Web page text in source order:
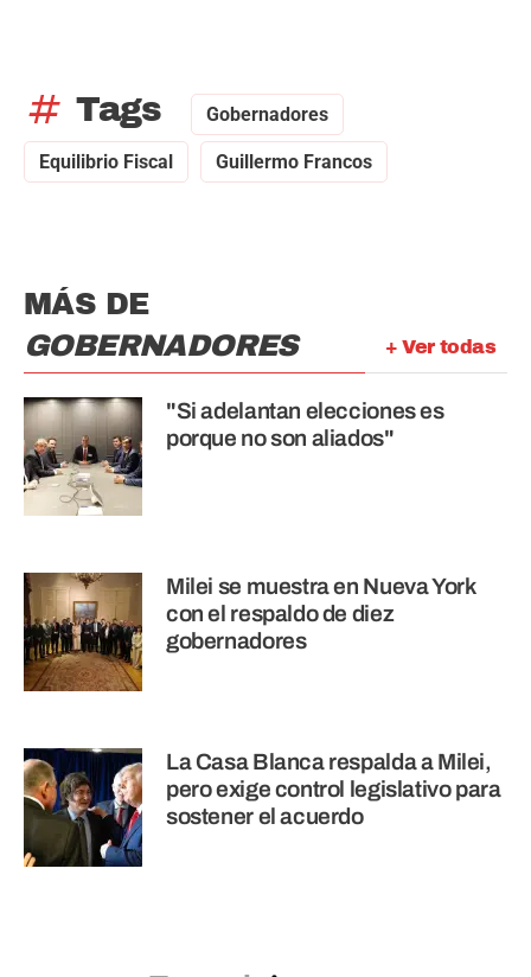
tag Tags Gobernadores
Equilibrio Fiscal Guillermo Francos
+ Ver todas
MÁS DE
GOBERNADORES
"Si adelantan elecciones es
porque no son aliados"
Milei se muestra en Nueva York
con el respaldo de diez
gobernadores
La Casa Blanca respalda a Milei,
pero exige control legislativo para
sostener el acuerdo